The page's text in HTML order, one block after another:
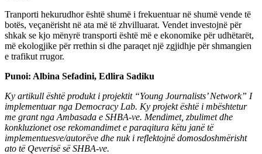
Tranporti hekurudhor është shumë i frekuentuar në shumë vende të
botës, veçanërisht në ata më të zhvilluarat. Vendet investojnë për
shkak se kjo mënyrë transporti është më e ekonomike për udhëtarët,
më ekologjike për rrethin si dhe paraqet një zgjidhje për shmangien
e trafikut rrugor.
Punoi: Albina Sefadini, Edlira Sadiku
Ky artikull është produkt i projektit “Young Journalists’ Network” I
implementuar nga Democracy Lab. Ky projekt është i mbështetur
me grant nga Ambasada e SHBA-ve. Mendimet, zbulimet dhe
konkluzionet ose rekomandimet e paraqitura këtu janë të
implementuesve/autorëve dhe nuk i reflektojnë domosdoshmërisht
ato të Qeverisë së SHBA-ve.